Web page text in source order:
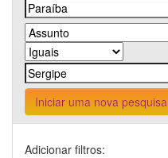
Iniciar uma nova pesquisa
Adicionar filtros: